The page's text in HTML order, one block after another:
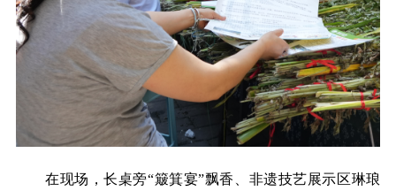
在现场，长桌旁“簸箕宴”飘香、非遗技艺展示区琳琅